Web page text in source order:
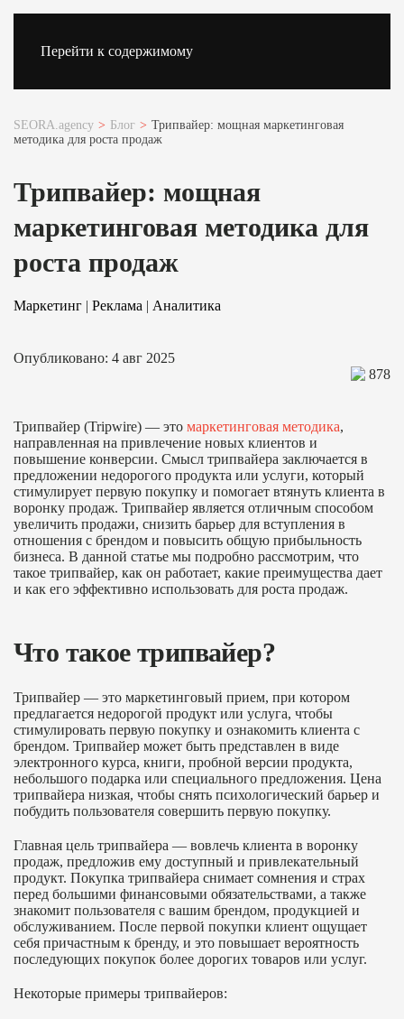
Перейти к содержимому
SEORA.agency Блог
Трипвайер: мощная маркетинговая
методика для роста продаж
Трипвайер: мощная
маркетинговая методика для
роста продаж
Маркетинг | Реклама | Аналитика
Опубликовано: 4 авг 2025
878
Трипвайер (Tripwire) — это маркетинговая методика,
направленная на привлечение новых клиентов и
повышение конверсии. Смысл трипвайера заключается в
предложении недорогого продукта или услуги, который
стимулирует первую покупку и помогает втянуть клиента в
воронку продаж. Трипвайер является отличным способом
увеличить продажи, снизить барьер для вступления в
отношения с брендом и повысить общую прибыльность
бизнеса. В данной статье мы подробно рассмотрим, что
такое трипвайер, как он работает, какие преимущества дает
и как его эффективно использовать для роста продаж.
Что такое трипвайер?
Трипвайер — это маркетинговый прием, при котором
предлагается недорогой продукт или услуга, чтобы
стимулировать первую покупку и ознакомить клиента с
брендом. Трипвайер может быть представлен в виде
электронного курса, книги, пробной версии продукта,
небольшого подарка или специального предложения. Цена
трипвайера низкая, чтобы снять психологический барьер и
побудить пользователя совершить первую покупку.
Главная цель трипвайера — вовлечь клиента в воронку
продаж, предложив ему доступный и привлекательный
продукт. Покупка трипвайера снимает сомнения и страх
перед большими финансовыми обязательствами, а также
знакомит пользователя с вашим брендом, продукцией и
обслуживанием. После первой покупки клиент ощущает
себя причастным к бренду, и это повышает вероятность
последующих покупок более дорогих товаров или услуг.
Некоторые примеры трипвайеров: